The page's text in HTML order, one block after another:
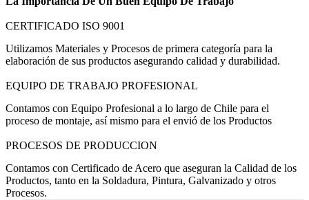
CERTIFICADO ISO 9001
Utilizamos Materiales y Procesos de primera categoría para la
elaboración de sus productos asegurando calidad y durabilidad.
EQUIPO DE TRABAJO PROFESIONAL
Contamos con Equipo Profesional a lo largo de Chile para el
proceso de montaje, así mismo para el envió de los Productos
PROCESOS DE PRODUCCION
Contamos con Certificado de Acero que aseguran la Calidad de los
Productos, tanto en la Soldadura, Pintura, Galvanizado y otros
Procesos.